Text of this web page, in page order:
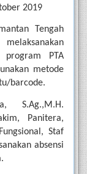
2019
Tengah
PTA
metode
barcode.
S.Ag.,M.H.
Panitera,
Staf
absensi